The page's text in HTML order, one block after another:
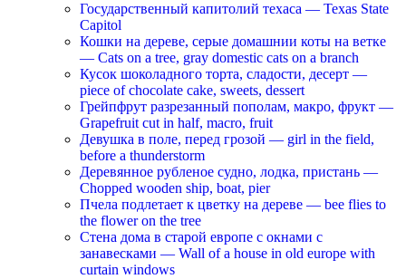
Государственный капитолий техаса — Texas State
Capitol
Кошки на дереве, серые домашнии коты на ветке
— Cats on a tree, gray domestic cats on a branch
Кусок шоколадного торта, сладости, десерт —
piece of chocolate cake, sweets, dessert
Грейпфрут разрезанный пополам, макро, фрукт —
Grapefruit cut in half, macro, fruit
Девушка в поле, перед грозой — girl in the field,
before a thunderstorm
Деревянное рубленое судно, лодка, пристань —
Chopped wooden ship, boat, pier
Пчела подлетает к цветку на дереве — bee flies to
the flower on the tree
Стена дома в старой европе с окнами с
занавесками — Wall of a house in old europe with
curtain windows